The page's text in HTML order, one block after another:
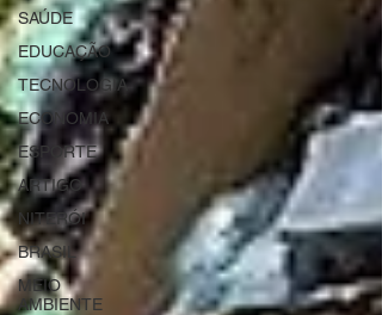
SAÚDE
EDUCAÇÃO
TECNOLOGIA
ECONOMIA
ESPORTE
ARTIGO
NITERÓI
BRASIL
MEIO
AMBIENTE